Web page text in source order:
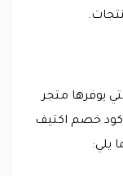
يوفرها متجر
كود خصم اكتيف
يلي: